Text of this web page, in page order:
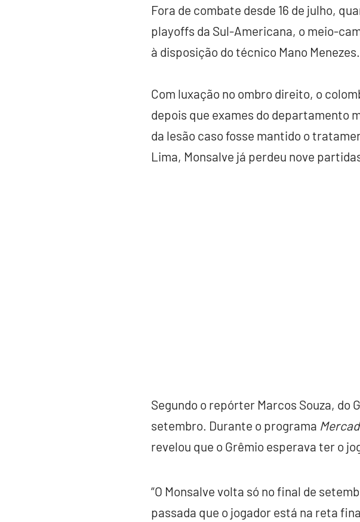
Fora de combate desde 16 de julho,
playoffs da Sul-Americana, o meio-
à disposição do técnico Mano Menezes.
Com luxação no ombro direito, o
depois que exames do departamento
da lesão caso fosse mantido o
Lima, Monsalve já perdeu nove
Segundo o repórter Marcos Souza, do
setembro. Durante o programa
revelou que o Grêmio esperava ter o
“O Monsalve volta só no final de
passada que o jogador está na reta